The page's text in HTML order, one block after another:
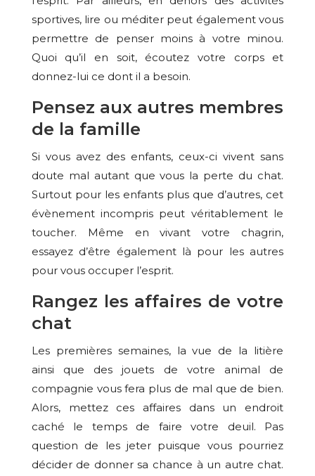
sportives, lire ou méditer peut également vous
permettre de penser moins à votre minou.
Quoi qu’il en soit, écoutez votre corps et
donnez-lui ce dont il a besoin.
Pensez aux autres membres
de la famille
Si vous avez des enfants, ceux-ci vivent sans
doute mal autant que vous la perte du chat.
Surtout pour les enfants plus que d’autres, cet
évènement incompris peut véritablement le
toucher. Même en vivant votre chagrin,
essayez d’être également là pour les autres
pour vous occuper l’esprit.
Rangez les affaires de votre
chat
Les premières semaines, la vue de la litière
ainsi que des jouets de votre animal de
compagnie vous fera plus de mal que de bien.
Alors, mettez ces affaires dans un endroit
caché le temps de faire votre deuil. Pas
question de les jeter puisque vous pourriez
décider de donner sa chance à un autre chat.